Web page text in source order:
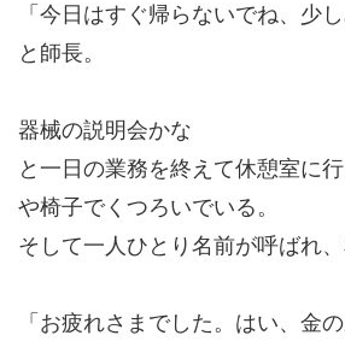
「今日はすぐ帰らないでね、少
と師長。
器械の説明会かな
と一日の業務を終えて休憩室に
や椅子でくつろいでいる。
そして一人ひとり名前が呼ばれ、
「お疲れさまでした。はい、金